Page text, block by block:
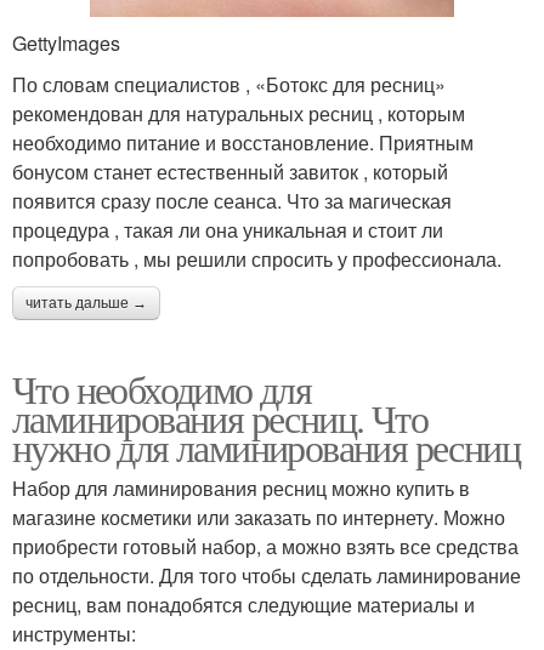
GettyImages
По словам специалистов , «Ботокс для ресниц»
рекомендован для натуральных ресниц , которым
необходимо питание и восстановление. Приятным
бонусом станет естественный завиток , который
появится сразу после сеанса. Что за магическая
процедура , такая ли она уникальная и стоит ли
попробовать , мы решили спросить у профессионала.
читать дальше →
Что необходимо для
ламинирования ресниц. Что
нужно для ламинирования ресниц
Набор для ламинирования ресниц можно купить в
магазине косметики или заказать по интернету. Можно
приобрести готовый набор, а можно взять все средства
по отдельности. Для того чтобы сделать ламинирование
ресниц, вам понадобятся следующие материалы и
инструменты: